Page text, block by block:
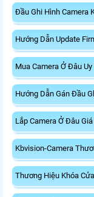
Đầu Ghi Hình Camera
Hướng Dẫn Update
Mua Camera Ở Đâu
Hướng Dẫn Gán Đầu
Lắp Camera Ở Đâu Giá
Kbvision-Camera
Thương Hiệu Khóa